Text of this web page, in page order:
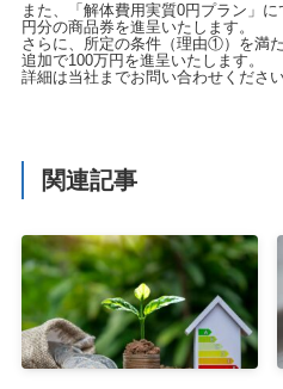
また、「解体費用実質0円プラン」
円分の商品券を進呈いたします。
さらに、所定の条件（理由①）を満
追加で100万円を進呈いたします。
詳細は当社までお問い合わせください
関連記事